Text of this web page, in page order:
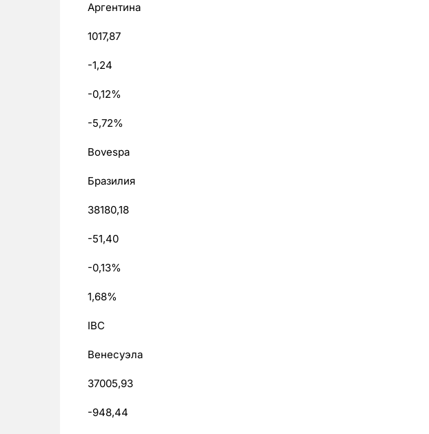
Аргентина
1017,87
-1,24
-0,12%
-5,72%
Bovespa
Бразилия
38180,18
-51,40
-0,13%
1,68%
IBC
Венесуэла
37005,93
-948,44